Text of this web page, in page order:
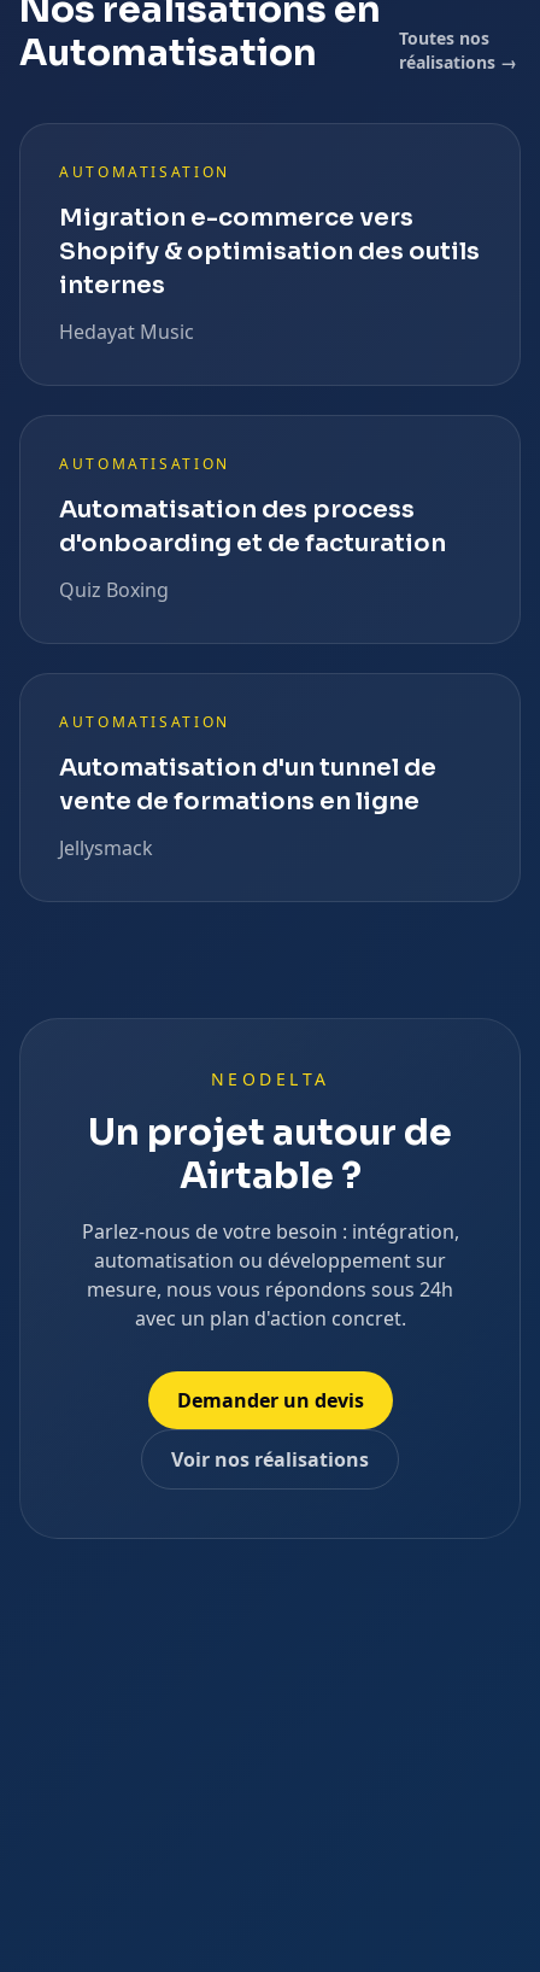
Nos réalisations en
Automatisation
Toutes nos
réalisations →
AUTOMATISATION
Migration e-commerce vers
Shopify & optimisation des outils
internes
Hedayat Music
AUTOMATISATION
Automatisation des process
d'onboarding et de facturation
Quiz Boxing
AUTOMATISATION
Automatisation d'un tunnel de
vente de formations en ligne
Jellysmack
NEODELTA
Un projet autour de
Airtable ?
Parlez-nous de votre besoin : intégration,
automatisation ou développement sur
mesure, nous vous répondons sous 24h
avec un plan d'action concret.
Demander un devis
Voir nos réalisations